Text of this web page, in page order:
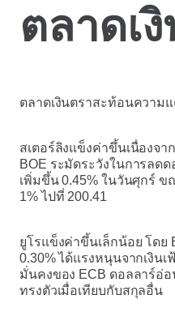
ตลาดเ
ตลาดเงินตราสะท้อนความ
สเตอร์ลิงแข็งค่าขึ้นเนื่องจา
BOE ระมัดระวังในการลด
เพิ่มขึ้น 0.45% ในวันศุกร์ ข
1% ไปที่ 200.41
ยูโรแข็งค่าขึ้นเล็กน้อย โดย
0.30% ได้แรงหนุนจากเงิน
มั่นคงของ ECB ดอลลาร์อ่
ทรงตัวเมื่อเทียบกับสกุลอื่น